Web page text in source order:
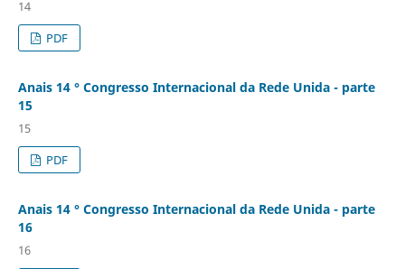
14
PDF
Anais 14 ° Congresso Internacional da Rede Unida - parte
15
15
PDF
Anais 14 ° Congresso Internacional da Rede Unida - parte
16
16